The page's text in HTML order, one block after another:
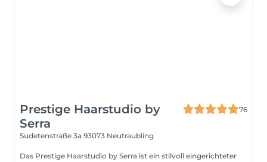
Prestige Haarstudio by
Serra
76
Sudetenstraße 3a 93073 Neutraubling
Das Prestige Haarstudio by Serra ist ein stilvoll eingerichteter